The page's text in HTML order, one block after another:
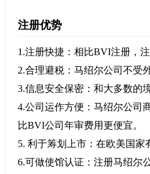
注册优势
1.注册快捷：相比BVI注册，
2.合理避税：马绍尔公司不受
3.信息安全保密：和大多数的
4.公司运作方便：马绍尔公司
比BVI公司年审费用更便宜。
5. 利于筹划上市：在欧美国
6.可做使馆认证：注册马绍尔